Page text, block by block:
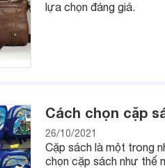
lựa chọn đáng giá.
Cách chọn cặp
26/10/2021
Cặp sách là một trong
chọn cặp sách như thế